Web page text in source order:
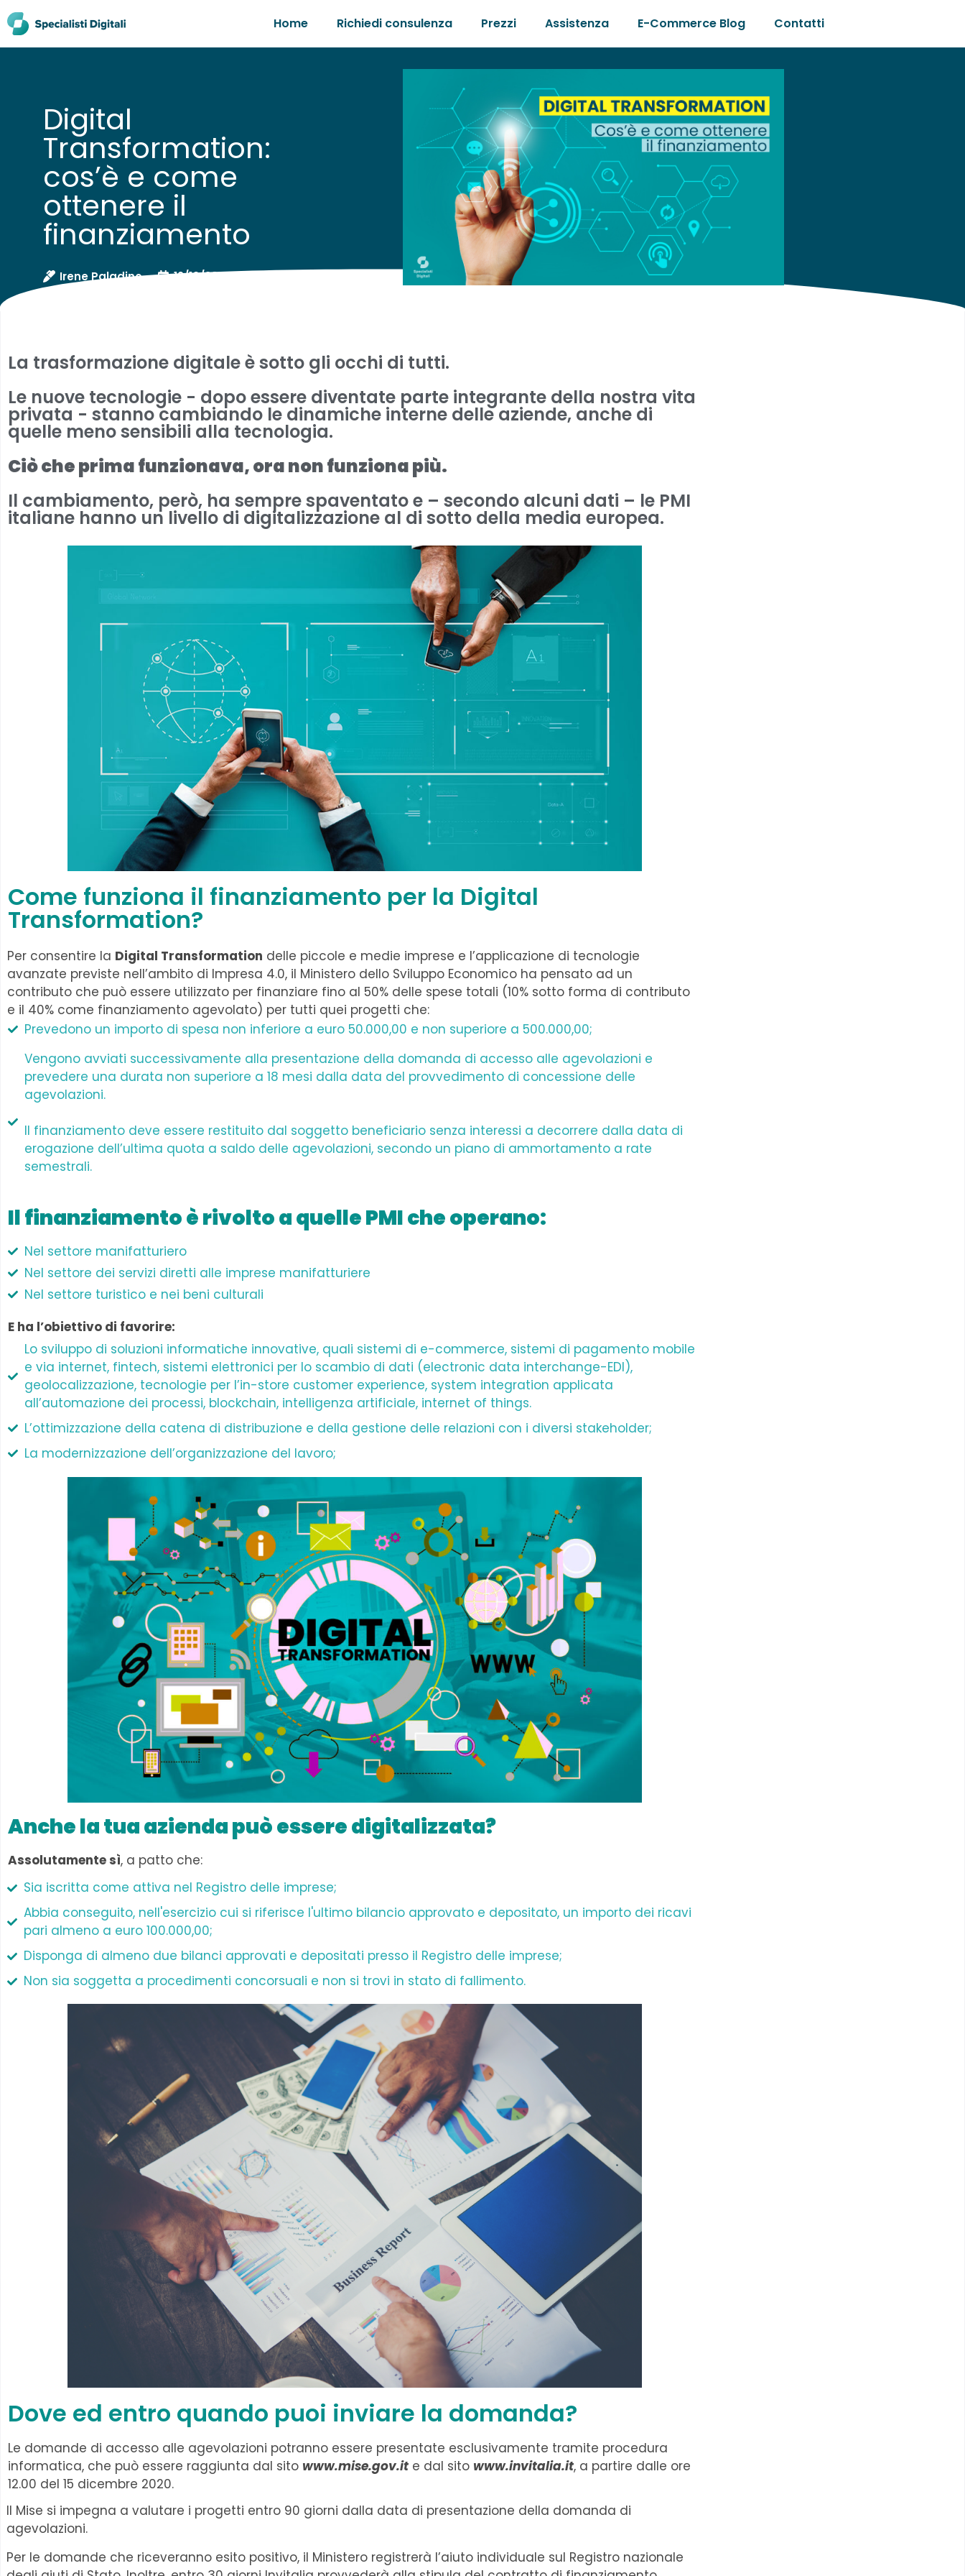
Home Richiedi consulenza Prezzi Assistenza E-Commerce Blog Contatti
Digital
Transformation:
cos’è e come
ottenere il
finanziamento
Irene Paladino 12/10/2020
La trasformazione digitale è sotto gli occhi di tutti.
Le nuove tecnologie - dopo essere diventate parte integrante della nostra vita
privata - stanno cambiando le dinamiche interne delle aziende, anche di
quelle meno sensibili alla tecnologia.
Ciò che prima funzionava, ora non funziona più.
Il cambiamento, però, ha sempre spaventato e – secondo alcuni dati – le PMI
italiane hanno un livello di digitalizzazione al di sotto della media europea.
Come funziona il finanziamento per la Digital
Transformation?
Per consentire la Digital Transformation delle piccole e medie imprese e l’applicazione di tecnologie
avanzate previste nell’ambito di Impresa 4.0, il Ministero dello Sviluppo Economico ha pensato ad un
contributo che può essere utilizzato per finanziare fino al 50% delle spese totali (10% sotto forma di contributo
e il 40% come finanziamento agevolato) per tutti quei progetti che:
Prevedono un importo di spesa non inferiore a euro 50.000,00 e non superiore a 500.000,00;
Vengono avviati successivamente alla presentazione della domanda di accesso alle agevolazioni e
prevedere una durata non superiore a 18 mesi dalla data del provvedimento di concessione delle
agevolazioni.
Il finanziamento deve essere restituito dal soggetto beneficiario senza interessi a decorrere dalla data di
erogazione dell’ultima quota a saldo delle agevolazioni, secondo un piano di ammortamento a rate
semestrali.
Il finanziamento è rivolto a quelle PMI che operano:
Nel settore manifatturiero
Nel settore dei servizi diretti alle imprese manifatturiere
Nel settore turistico e nei beni culturali
E ha l’obiettivo di favorire:
Lo sviluppo di soluzioni informatiche innovative, quali sistemi di e-commerce, sistemi di pagamento mobile
e via internet, fintech, sistemi elettronici per lo scambio di dati (electronic data interchange-EDI),
geolocalizzazione, tecnologie per l’in-store customer experience, system integration applicata
all’automazione dei processi, blockchain, intelligenza artificiale, internet of things.
L’ottimizzazione della catena di distribuzione e della gestione delle relazioni con i diversi stakeholder;
La modernizzazione dell’organizzazione del lavoro;
Anche la tua azienda può essere digitalizzata?
Assolutamente sì, a patto che:
Sia iscritta come attiva nel Registro delle imprese;
Abbia conseguito, nell'esercizio cui si riferisce l'ultimo bilancio approvato e depositato, un importo dei ricavi
pari almeno a euro 100.000,00;
Disponga di almeno due bilanci approvati e depositati presso il Registro delle imprese;
Non sia soggetta a procedimenti concorsuali e non si trovi in stato di fallimento.
Dove ed entro quando puoi inviare la domanda?
Le domande di accesso alle agevolazioni potranno essere presentate esclusivamente tramite procedura
informatica, che può essere raggiunta dal sito www.mise.gov.it e dal sito www.invitalia.it, a partire dalle ore
12.00 del 15 dicembre 2020.
Il Mise si impegna a valutare i progetti entro 90 giorni dalla data di presentazione della domanda di
agevolazioni.
Per le domande che riceveranno esito positivo, il Ministero registrerà l’aiuto individuale sul Registro nazionale